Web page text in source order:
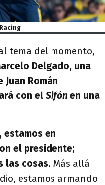
tema del momento,
Delgado, una
Román
con el Sifónen una
estamos en
el presidente;
las cosas. Más allá
estamos armando